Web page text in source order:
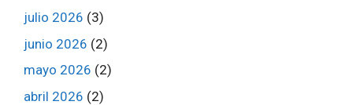
julio 2026 (3)
junio 2026 (2)
mayo 2026 (2)
abril 2026 (2)